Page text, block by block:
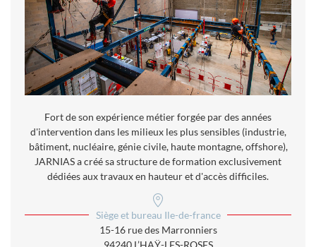
Fort de son expérience métier forgée par des années
d'intervention dans les milieux les plus sensibles (industrie,
bâtiment, nucléaire, génie civile, haute montagne, offshore),
JARNIAS a créé sa structure de formation exclusivement
dédiées aux travaux en hauteur et d'accès difficiles.
Siège et bureau Ile-de-france
15-16 rue des Marronniers